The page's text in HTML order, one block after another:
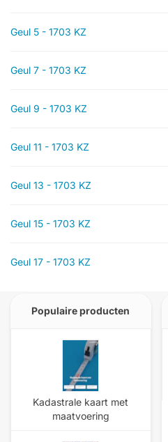
Geul 5 - 1703 KZ
Geul 7 - 1703 KZ
Geul 9 - 1703 KZ
Geul 11 - 1703 KZ
Geul 13 - 1703 KZ
Geul 15 - 1703 KZ
Geul 17 - 1703 KZ
Populaire producten
Kadastrale kaart met
maatvoering